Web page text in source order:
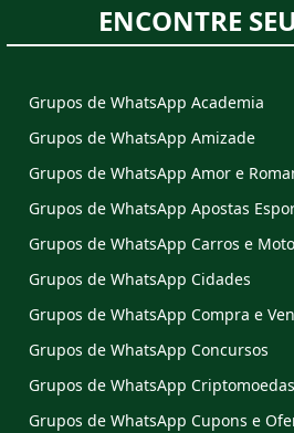
ENCONTRE
Grupos de WhatsApp Academia
Grupos de WhatsApp Amizade
Grupos de WhatsApp Amor e
Grupos de WhatsApp Apostas
Grupos de WhatsApp Carros e
Grupos de WhatsApp Cidades
Grupos de WhatsApp Compra e
Grupos de WhatsApp Concursos
Grupos de WhatsApp Criptomoedas
Grupos de WhatsApp Cupons e